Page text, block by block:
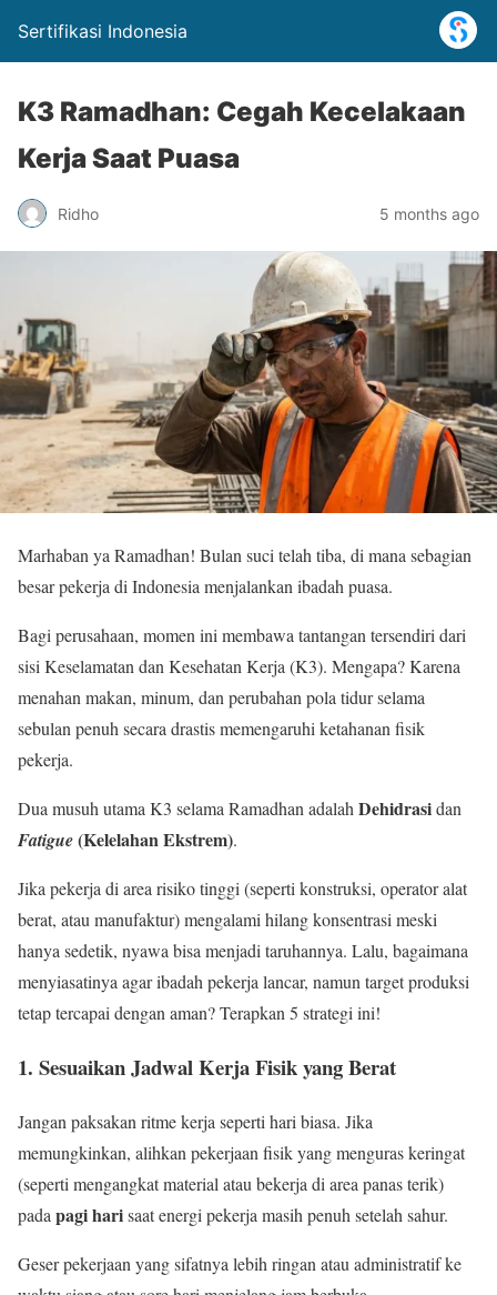
Sertifikasi Indonesia
K3 Ramadhan: Cegah Kecelakaan
Kerja Saat Puasa
Ridho 5 months ago
Marhaban ya Ramadhan! Bulan suci telah tiba, di mana sebagian
besar pekerja di Indonesia menjalankan ibadah puasa.
Bagi perusahaan, momen ini membawa tantangan tersendiri dari
sisi Keselamatan dan Kesehatan Kerja (K3). Mengapa? Karena
menahan makan, minum, dan perubahan pola tidur selama
sebulan penuh secara drastis memengaruhi ketahanan fisik
pekerja.
Dua musuh utama K3 selama Ramadhan adalahDehidrasidan
Fatigue(Kelelahan Ekstrem).
Jika pekerja di area risiko tinggi (seperti konstruksi, operator alat
berat, atau manufaktur) mengalami hilang konsentrasi meski
hanya sedetik, nyawa bisa menjadi taruhannya. Lalu, bagaimana
menyiasatinya agar ibadah pekerja lancar, namun target produksi
tetap tercapai dengan aman? Terapkan 5 strategi ini!
1. Sesuaikan Jadwal Kerja Fisik yang Berat
Jangan paksakan ritme kerja seperti hari biasa. Jika
memungkinkan, alihkan pekerjaan fisik yang menguras keringat
(seperti mengangkat material atau bekerja di area panas terik)
pada pagi harisaat energi pekerja masih penuh setelah sahur.
Geser pekerjaan yang sifatnya lebih ringan atau administratif ke